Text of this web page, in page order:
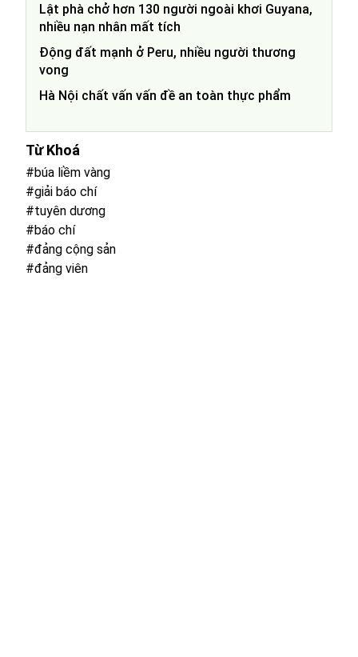
Lật phà chở hơn 130 người ngoài khơi Guyana,
nhiều nạn nhân mất tích
Động đất mạnh ở Peru, nhiều người thương
vong
Hà Nội chất vấn vấn đề an toàn thực phẩm
Từ Khoá
#búa liềm vàng
#giải báo chí
#tuyên dương
#báo chí
#đảng cộng sản
#đảng viên